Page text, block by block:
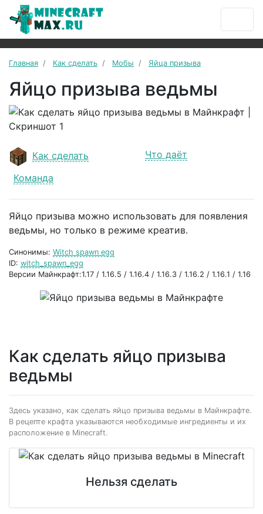
Главная Как сделать Мобы Яйца призыва
Яйцо призыва ведьмы
Как сделать
Что даёт
Команда
Яйцо призыва можно использовать для появления
ведьмы, но только в режиме креатив.
Синонимы: Witch spawn egg
ID: witch_spawn_egg
Версии Майнкрафт:1.17 / 1.16.5 / 1.16.4 / 1.16.3 / 1.16.2 / 1.16.1 / 1.16
Как сделать яйцо призыва
ведьмы
Здесь указано, как сделать яйцо призыва ведьмы в Майнкрафте.
В рецепте крафта указываются необходимые ингредиенты и их
расположение в Minecraft.
Нельзя сделать